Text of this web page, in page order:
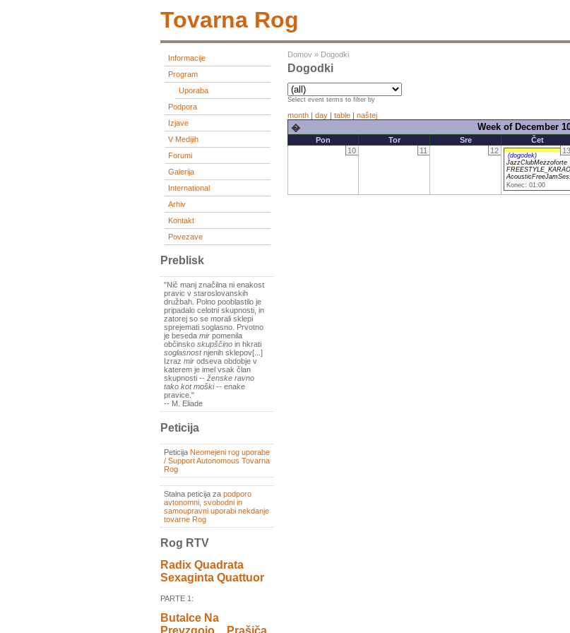
Tovarna Rog
Informacije
Program
Uporaba
Podpora
Izjave
V Medijih
Forumi
Galerija
International
Arhiv
Kontakt
Povezave
Preblisk
"Nič manj značilna ni enakost
pravic v staroslovanskih
družbah. Polno pooblastilo je
pripadalo celotni skupnosti, in
zatorej so se morali sklepi
sprejemati soglasno. Prvotno
je beseda mir pomenila
občinsko skupščino in hkrati
soglasnostnjenih sklepov[...]
Izraz mir odseva obdobje v
katerem je imel vsak član
skupnosti -- ženske ravno
tako kot moški-- enake
pravice."
-- M. Eliade
Peticija
Peticija Neomejeni rog uporabe
/ Support Autonomous Tovarna
Rog
Stalna peticija za podporo
avtonomni, svobodni in
samoupravni uporabi nekdanje
tovarne Rog
Rog RTV
Radix Quadrata
Sexaginta Quattuor
PARTE 1:
Butalce Na
Prevzgojo _ Prašiča
Domov » Dogodki
Dogodki
Select event terms to filter by
month | day | table | naštej
� Week of December
Pon Tor Sre Čet
10
11 12 13
(dogodek)
JazzClubMezzoforte
Konec: 01:00